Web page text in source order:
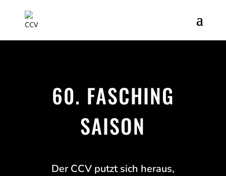
60. FASCHING
SAISON
Der CCV putzt sich heraus,